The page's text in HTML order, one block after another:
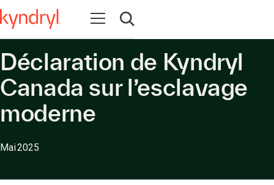
Ouvrir la navigation
Ouvrir la recherche
Déclaration de Kyndryl
Canada sur l’esclavage
moderne
Mai 2025